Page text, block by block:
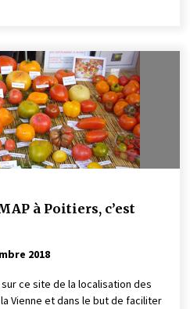
à Poitiers, c’est
2018
ce site de la localisation des
Vienne et dans le but de faciliter